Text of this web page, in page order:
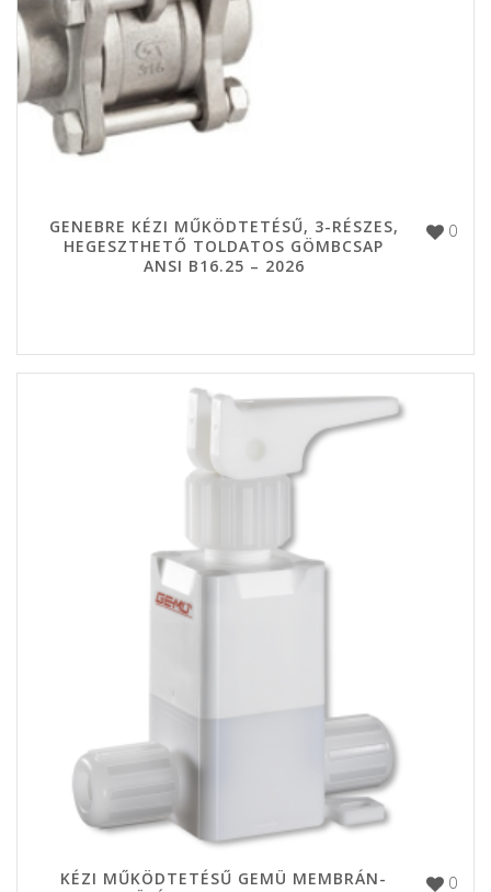
0
GENEBRE KÉZI MŰKÖDTETÉSŰ, 3-RÉSZES,
HEGESZTHETŐ TOLDATOS GÖMBCSAP
ANSI B16.25 – 2026
0
KÉZI MŰKÖDTETÉSŰ GEMÜ MEMBRÁN-